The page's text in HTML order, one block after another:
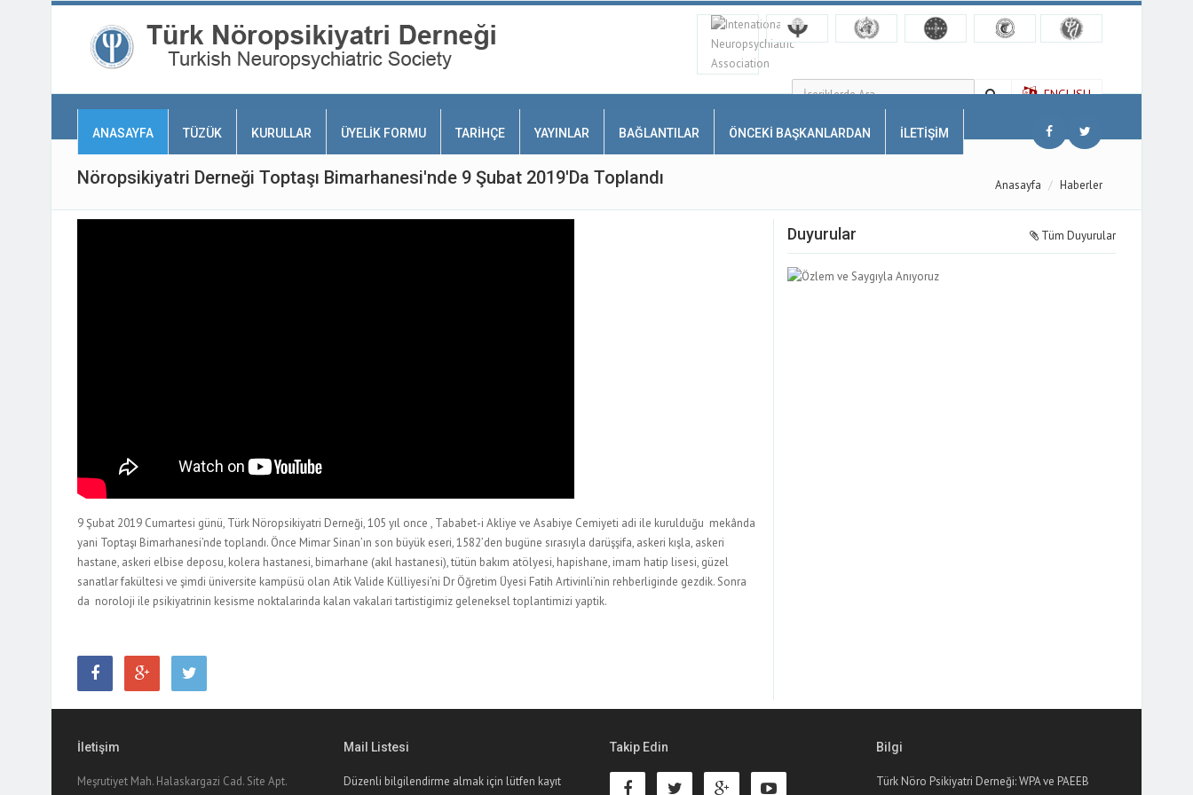
ENGLISH
ANASAYFA TÜZÜK KURULLAR ÜYELİK FORMU TARİHÇE YAYINLAR BAĞLANTILAR ÖNCEKİ BAŞKANLARDAN İLETİŞİM
Nöropsikiyatri Derneği Toptaşı Bimarhanesi'nde 9 Şubat 2019'da Toplandı Anasayfa Haberler
9 Şubat 2019 Cumartesi günü, Türk Nöropsikiyatri Derneği, 105 yıl once , Tababet-i Akliye ve Asabiye Cemiyeti adi ile kurulduğu mekânda
yani Toptaşı Bimarhanesi’nde toplandı. Önce Mimar Sinan’ın son büyük eseri, 1582’den bugüne sırasıyla darüşşifa, askeri kışla, askeri
hastane, askeri elbise deposu, kolera hastanesi, bimarhane (akıl hastanesi), tütün bakım atölyesi, hapishane, imam hatip lisesi, güzel
sanatlar fakültesi ve şimdi üniversite kampüsü olan Atik Valide Külliyesi’ni Dr Öğretim Üyesi Fatih Artivinli’nin rehberliginde gezdik. Sonra
da noroloji ile psikiyatrinin kesisme noktalarinda kalan vakalari tartistigimiz geleneksel toplantimizi yaptik.
Duyurular Tüm Duyurular
İletişim
Meşrutiyet Mah. Halaskargazi Cad. Site Apt.
Mail Listesi
Düzenli bilgilendirme almak için lütfen kayıt
Takip Edin Bilgi
Türk Nöro Psikiyatri Derneği: WPA ve PAEEB